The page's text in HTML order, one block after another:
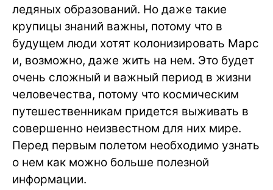
ледяных образований. Но даже такие
крупицы знаний важны, потому что в
будущем люди хотят колонизировать Марс
и, возможно, даже жить на нем. Это будет
очень сложный и важный период в жизни
человечества, потому что космическим
путешественникам придется выживать в
совершенно неизвестном для них мире.
Перед первым полетом необходимо узнать
о нем как можно больше полезной
информации.